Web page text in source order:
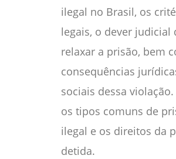
ilegal no Brasil, os
legais, o dever judicial
relaxar a prisão, bem
consequências
sociais dessa
os tipos comuns de
ilegal e os direitos da
detida.